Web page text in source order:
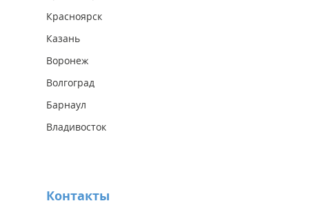
Красноярск
Казань
Воронеж
Волгоград
Барнаул
Владивосток
Контакты